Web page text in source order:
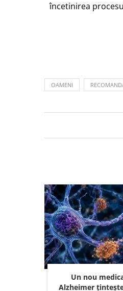
încetinirea
OAMENI
Un nou
Alzheimer